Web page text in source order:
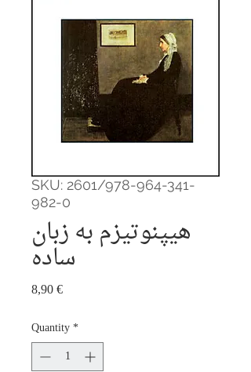
SKU: 2601/978-964-341-
982-0
هیپنوتیزم به زبان
ساده
8,90 €Price
Quantity*